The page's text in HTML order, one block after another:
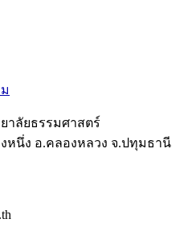
าลัยธรรมศาสตร์
หนึ่ง อ.คลองหลวง จ.ปทุมธานี